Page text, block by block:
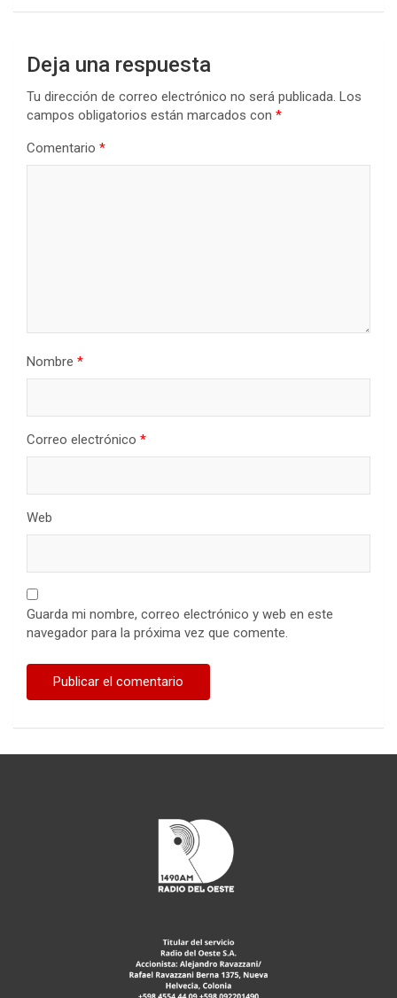
Deja una respuesta
Tu dirección de correo electrónico no será publicada. Los
campos obligatorios están marcados con *
Comentario *
Nombre *
Correo electrónico *
Web
Guarda mi nombre, correo electrónico y web en este
navegador para la próxima vez que comente.